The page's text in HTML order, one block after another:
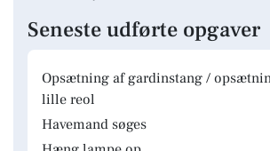
Seneste udførte opgaver
Opsætning af gardinstang /
lille reol
Havemand søges